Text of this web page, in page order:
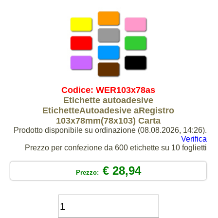
Codice: WER103x78as
Etichette autoadesive
EtichetteAutoadesive aRegistro
103x78mm(78x103) Carta
Prodotto disponibile su ordinazione (08.08.2026, 14:26).
Verifica
Prezzo per confezione da 600 etichette su 10 foglietti
Prezzo: € 28,94